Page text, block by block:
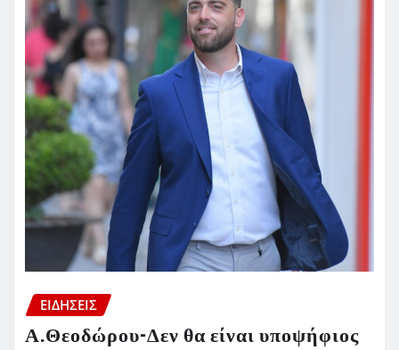
ΕΙΔΗΣΕΙΣ
Α.Θεοδώρου-Δεν θα είναι υποψήφιος